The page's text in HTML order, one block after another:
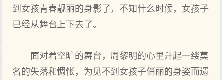
到女孩青春靓丽的身影了，不知什么时候，女孩子
已经从舞台上下去了。
面对着空旷的舞台，周黎明的心里升起一缕莫
名的失落和惆怅，为见不到女孩子俏丽的身姿而遗